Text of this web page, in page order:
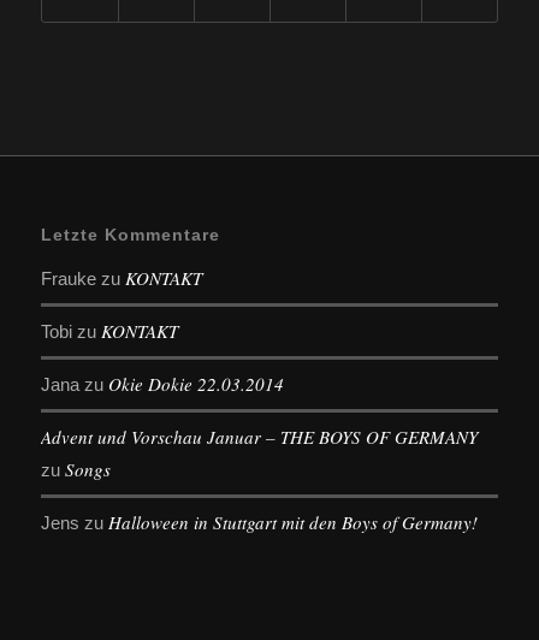
Letzte Kommentare
Fraukezu KONTAKT
Tobizu KONTAKT
Janazu Okie Dokie 22.03.2014
Advent und Vorschau Januar – THE BOYS OF GERMANY
zu Songs
Jens zu Halloween in Stuttgart mit den Boys of Germany!